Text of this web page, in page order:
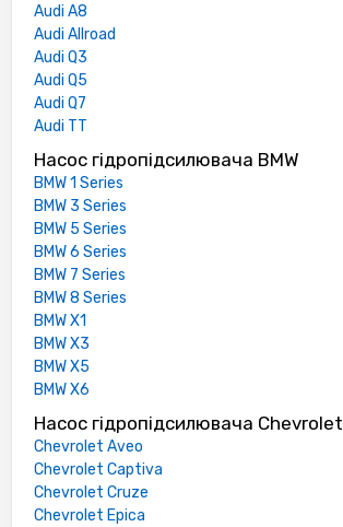
Audi A8
Audi Allroad
Audi Q3
Audi Q5
Audi Q7
Audi TT
Насос гідропідсилювача BMW
BMW 1 Series
BMW 3 Series
BMW 5 Series
BMW 6 Series
BMW 7 Series
BMW 8 Series
BMW X1
BMW X3
BMW X5
BMW X6
Насос гідропідсилювача Chevrolet
Chevrolet Aveo
Chevrolet Captiva
Chevrolet Cruze
Chevrolet Epica